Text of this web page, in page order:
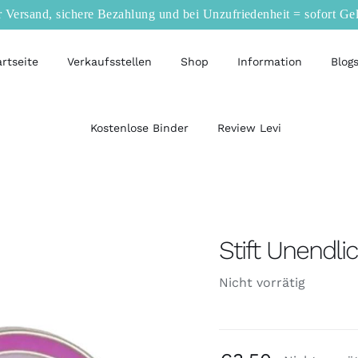
Versand, sichere Bezahlung und bei Unzufriedenheit = sofort
Verkaufsstellen Shop Information
Kostenlose Binder Review Levi
Stift
Nicht vorrätig